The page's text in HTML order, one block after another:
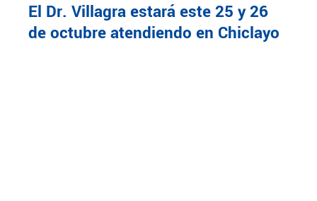
El Dr. Villagra estará este 25 y 26
de octubre atendiendo en Chiclayo